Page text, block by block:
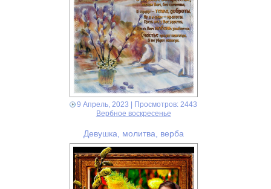
9 Апрель, 2023 | Просмотров: 2443
Вербное воскресенье
Девушка, молитва, верба